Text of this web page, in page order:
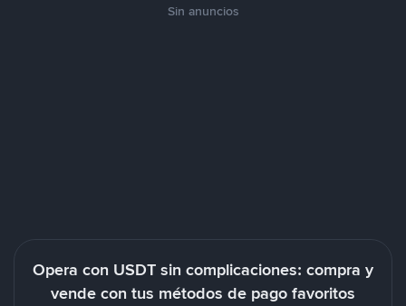
Sin anuncios
Opera con USDT sin complicaciones: compra y
vende con tus métodos de pago favoritos